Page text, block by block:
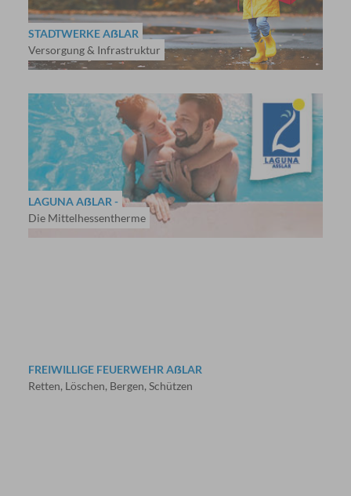
STADTWERKE AẞLAR
Versorgung & Infrastruktur
LAGUNA AẞLAR -
Die Mittelhessentherme
FREIWILLIGE FEUERWEHR AẞLAR
Retten, Löschen, Bergen, Schützen